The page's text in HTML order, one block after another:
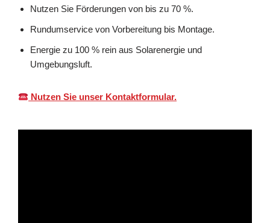
Nutzen Sie Förderungen von bis zu 70 %.
Rundumservice von Vorbereitung bis Montage.
Energie zu 100 % rein aus Solarenergie und
Umgebungsluft.
Nutzen Sie unser Kontaktformular.